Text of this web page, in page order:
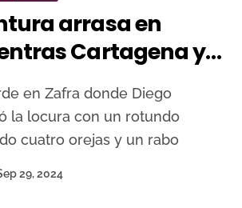
arrasa en
Cartagena y
Hernández también
la locura con un rotundo
cuatro orejas y un rabo
29, 2024